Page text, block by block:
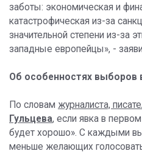
заботы: экономическая и
катастрофическая из-за
значительной степени из-за
западные европейцы», -
Об особенностях выборов
По словам журналиста,
Гульцева, если явка в
будет хорошо». С каждыми
меньше желающих